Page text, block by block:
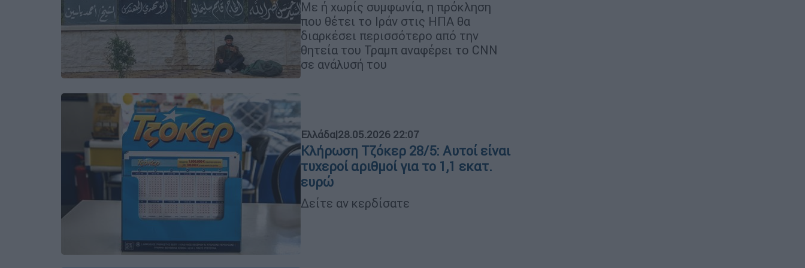
Με ή χωρίς συμφωνία, η πρόκληση
που θέτει το Ιράν στις ΗΠΑ θα
διαρκέσει περισσότερο από την
θητεία του Τραμπ αναφέρει το CNN
σε ανάλυσή του
Ελλάδα|28.05.2026 22:07
Κλήρωση Τζόκερ 28/5: Αυτοί είναι
τυχεροί αριθμοί για το 1,1 εκατ.
ευρώ
Δείτε αν κερδίσατε